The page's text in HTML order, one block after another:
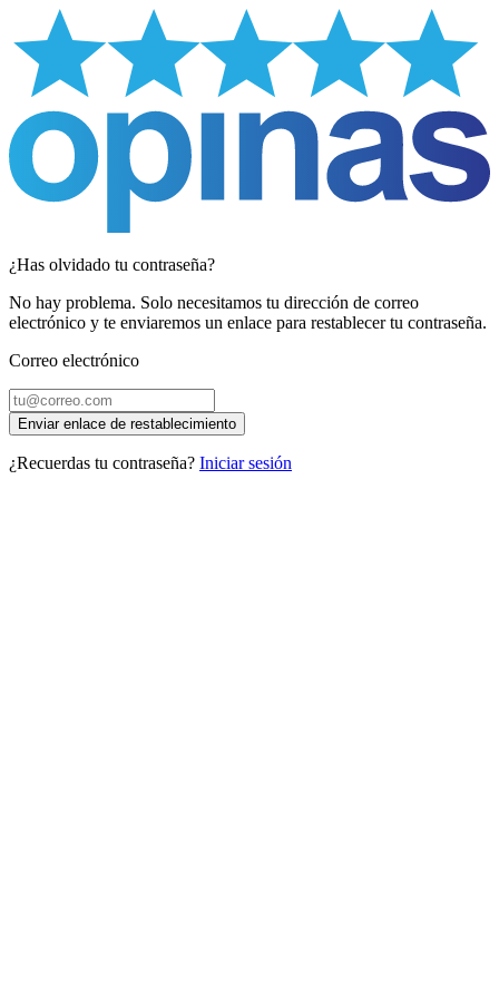
¿Has olvidado tu contraseña?
No hay problema. Solo necesitamos tu dirección de correo
electrónico y te enviaremos un enlace para restablecer tu contraseña.
Correo electrónico
Enviar enlace de restablecimiento
¿Recuerdas tu contraseña? Iniciar sesión